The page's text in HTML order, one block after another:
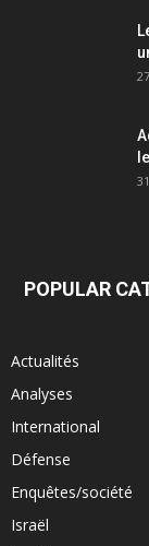
POPULAR
Actualités
Analyses
International
Défense
Enquêtes/société
Israël